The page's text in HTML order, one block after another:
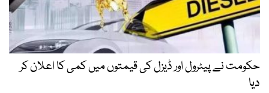
حکومت نے پیٹرول اور ڈیزل کی قیمتوں میں کمی کا اعلان کر
دیا